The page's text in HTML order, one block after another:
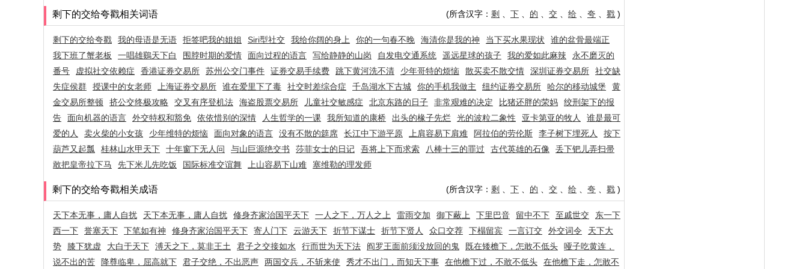
剩下的交给夸戳相关词语 (所含汉字： 剩 下 的 交 给 夸 戳 )
剩下的交给夸戳 我的母语是无语 拒签吧我的姐姐 Siri型社交 我给你阔的身上 你的一句春不晚 海清你是我的神 当下买水果现状
谁的盆骨最端正
我下班了蟹老板
一唱雄鷄天下白 围脖时期的爱情 面向过程的语言 写给静静的山岗 自发电交通系统 遥远星球的孩子 我的爱如此麻辣
永不磨灭的
番号
虚拟社交依赖症 香港证券交易所 苏州公交门事件 证券交易手续费 跳下黄河洗不清 少年哥特的烦恼 散买卖不散交情 深圳证券交易所
社交缺
失症侯群
授课中的女老师 上海证券交易所 谁在爱里下了毒 社交时差综合症 千岛湖水下古城 你的手机我做主 纽约证券交易所 哈尔的移动城堡
黄
金交易所整顿
挤公交终极攻略 交叉有序登机法 海盗股票交易所 儿童社交敏感症 北京东路的日子 非常艰难的决定 比猪还胖的荣妈
绞刑架下的报
告
面向机器的语言 外交特权和豁免 依依惜别的深情 人生哲学的一课 我所知道的康桥 出头的椽子先烂 光的波粒二象性 亚卡第亚的牧人
谁是最可
爱的人
卖火柴的小女孩 少年维特的烦恼 面向对象的语言 没有不散的筵席 长江中下游平原 上肩容易下肩难 阿拉伯的劳伦斯 李子树下埋死人
按下
葫芦又起瓢
桂林山水甲天下 十年窗下无人问 与山巨源绝交书 莎菲女士的日记 吾将上下而求索 八棒十三的罪过 古代英雄的石像
丢下钯儿弄扫帚
敢把皇帝拉下马
先下米儿先吃饭 国际标准交谊舞 上山容易下山难 塞维勒的理发师
剩下的交给夸戳相关成语 (所含汉字： 剩 下 的 交 给 夸 戳 )
天下本无事，庸人自扰 天下本无事，庸人自扰 修身齐家治国平天下 一人之下，万人之上 雷雨交加 御下蔽上 下里巴音 留中不下 至戚世交
东一下
西一下
誉塞天下 下笔如有神 修身齐家治国平天下 寄人门下 云游天下 折节下谋士 折节下贤人 众口交荐 下榻留宾 一言订交 外交词令
天下大
势
膝下犹虚 大白于天下 溥天之下，莫非王土 君子之交接如水 行而世为天下法 阎罗王面前须没放回的鬼 既在矮檐下，怎敢不低头
哑子吃黄连，
说不出的苦
降尊临卑，屈高就下 君子交绝，不出恶声 两国交兵，不斩来使 秀才不出门，而知天下事 在他檐下过，不敢不低头 在他檐下走，怎敢不